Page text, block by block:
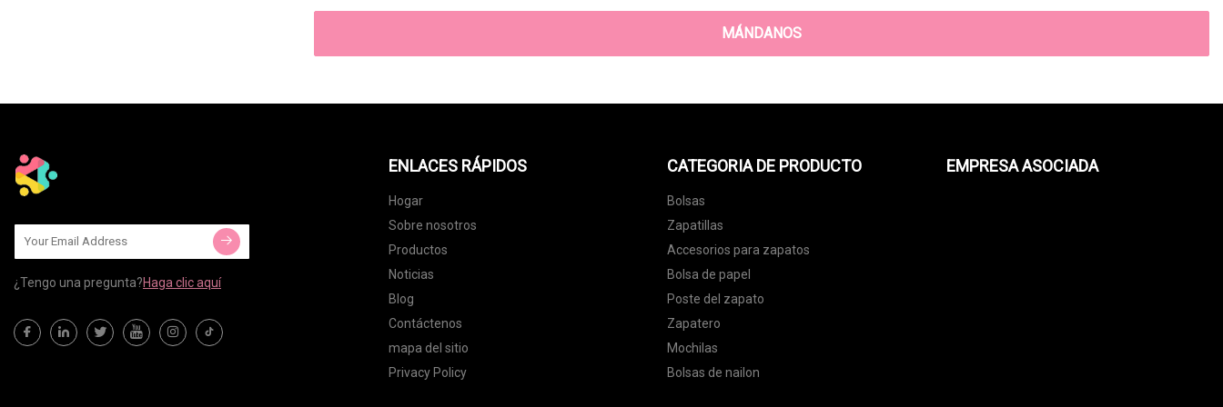
MÁNDANOS
¿Tengo una pregunta?Haga clic aquí
ENLACES RÁPIDOS
Hogar
Sobre nosotros
Productos
Noticias
Blog
Contáctenos
mapa del sitio
Privacy Policy
CATEGORIA DE PRODUCTO
Bolsas
Zapatillas
Accesorios para zapatos
Bolsa de papel
Poste del zapato
Zapatero
Mochilas
Bolsas de nailon
EMPRESA ASOCIADA